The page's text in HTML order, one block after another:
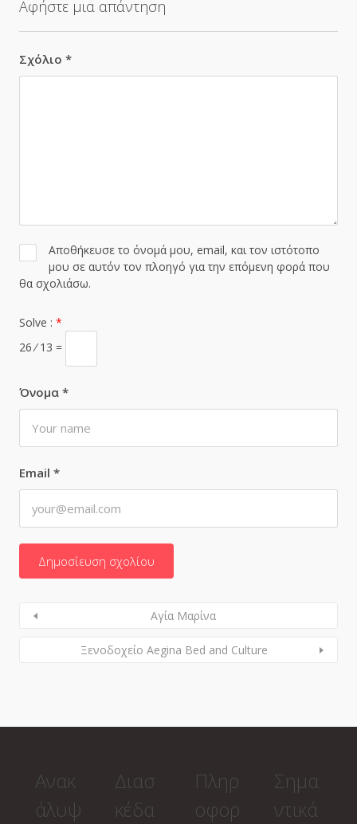
Αφήστε μια απάντηση
Σχόλιο *
Όνομα *
Email *
Αποθήκευσε το όνομά μου, email, και τον ιστότοπο
μου σε αυτόν τον πλοηγό για την επόμενη φορά που
θα σχολιάσω.
Solve : *
26 ⁄ 13 =
Αγία Μαρίνα
Ξενοδοχείο Aegina Bed and Culture
Ανακ
άλυψ
Διασ
κέδα
Πληρ
οφορ
Σημα
ντικά